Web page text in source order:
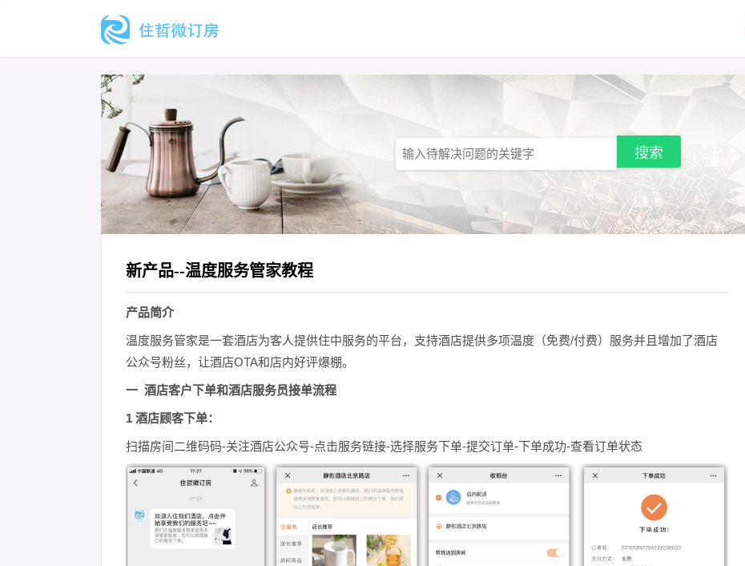
新产品--温度服务管家教程
产品简介
温度服务管家是一套酒店为客人提供住中服务的平台，支持酒店提供多项温度（免费/付费）服务并且增加了酒店
公众号粉丝，让酒店OTA和店内好评爆棚。
一 酒店客户下单和酒店服务员接单流程
1 酒店顾客下单：
扫描房间二维码码-关注酒店公众号-点击服务链接-选择服务下单-提交订单-下单成功-查看订单状态